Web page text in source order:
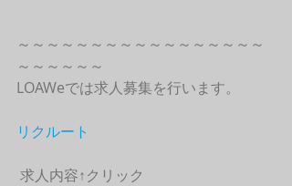
～～～～～～～～～～～～～～～～～
～～～～～～
LOAWeでは求人募集を行います。
リクルート
求人内容↑クリック